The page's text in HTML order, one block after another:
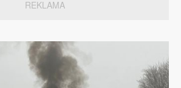
REKLAMA